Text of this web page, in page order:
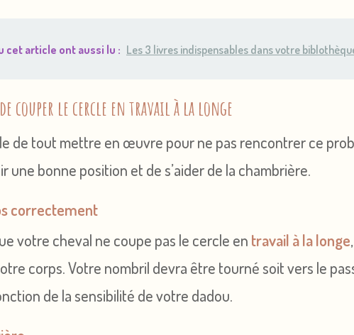
cet article ont aussi lu : Les 3 livres indispensables dans votre
couper le cercle en travail à la longe
de tout mettre en œuvre pour ne pas rencontrer ce
une bonne position et de s’aider de la chambrière.
correctement
votre cheval ne coupe pas le cercle en travail à la longe
corps. Votre nombril devra être tourné soit vers le
de la sensibilité de votre dadou.